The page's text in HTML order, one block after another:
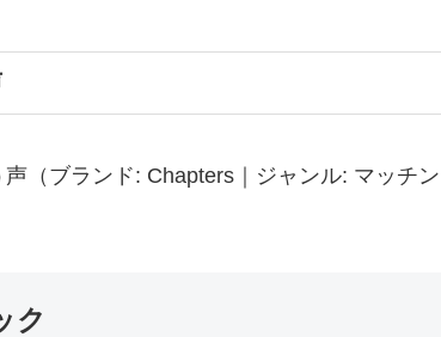
（ブランド: Chapters｜ジャンル: マッチン
ク